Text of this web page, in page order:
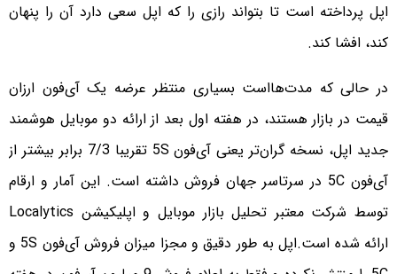
اپل پرداخته است تا بتواند رازی را که اپل سعی دارد آن را پنهان
کند، افشا کند.
در حالی که مدت‌ها‌است بسیاری منتظر عرضه یک آی‌فون ارزان‌
قیمت در بازار هستند، در هفته اول بعد از ارائه دو موبایل هوشمند
جدید اپل، نسخه گران‌تر یعنی آی‌فون 5S تقریبا 7/3 برابر بیشتر از
آی‌فون 5C در سرتاسر جهان فروش داشته است. این آمار و ارقام
توسط شرکت معتبر تحلیل بازار موبایل و اپلیکیشن Localytics
ارائه شده است.
اپل به طور دقیق و مجزا میزان فروش آی‌فون 5S و